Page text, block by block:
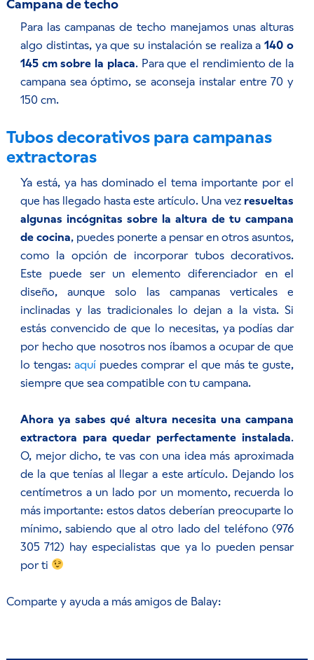
Campana de techo
Para las campanas de techo manejamos unas alturas
algo distintas, ya que su instalación se realiza a140 o
145 cm sobre la placa. Para que el rendimiento de la
campana sea óptimo, se aconseja instalar entre 70 y
150 cm.
Tubos decorativos para campanas
extractoras
Ya está, ya has dominado el tema importante por el
que has llegado hasta este artículo. Una vez resueltas
algunas incógnitas sobre la altura de tu campana
de cocina, puedes ponerte a pensar en otros asuntos,
como la opción de incorporar tubos decorativos.
Este puede ser un elemento diferenciador en el
diseño, aunque solo las campanas verticales e
inclinadas y las tradicionales lo dejan a la vista. Si
estás convencido de que lo necesitas, ya podías dar
por hecho que nosotros nos íbamos a ocupar de que
lo tengas:aquí puedes comprar el que más te guste,
siempre que sea compatible con tu campana.
Ahora ya sabes qué altura necesita una campana
extractora para quedar perfectamente instalada.
O, mejor dicho, te vas con una idea más aproximada
de la que tenías al llegar a este artículo. Dejando los
centímetros a un lado por un momento, recuerda lo
más importante: estos datos deberían preocuparte lo
mínimo, sabiendo que al otro lado del teléfono (976
305 712) hay especialistas que ya lo pueden pensar
por ti
Comparte y ayuda a más amigos de Balay: